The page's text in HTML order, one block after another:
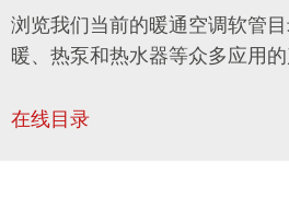
浏览我们当前的暖通空调软管
暖、热泵和热水器等众多应用的
在线目录